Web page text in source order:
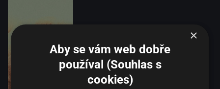
×
Aby se vám web dobře
používal (Souhlas s
cookies)